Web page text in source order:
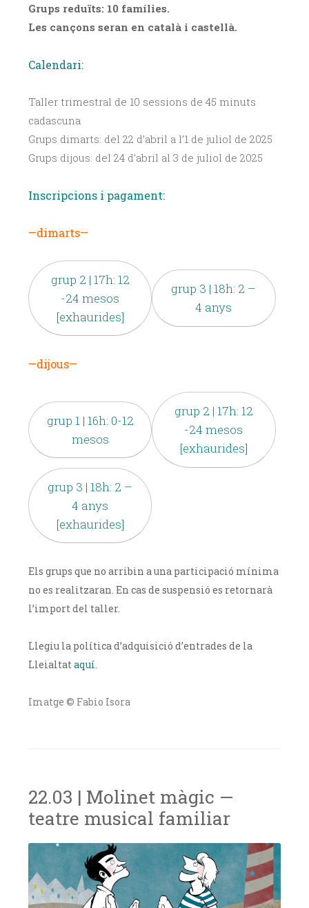
Grups reduïts: 10 famílies.
Les cançons seran en català i castellà.
Calendari:
Taller trimestral de 10 sessions de 45 minuts
cadascuna
Grups dimarts: del 22 d’abril a l’1 de juliol de 2025
Grups dijous: del 24 d’abril al 3 de juliol de 2025
Inscripcions i pagament:
—dimarts—
grup 2 | 17h: 12
-24 mesos
[exhaurides]
grup 3 | 18h: 2 –
4 anys
—dijous—
grup 1 | 16h: 0-12
mesos
grup 2 | 17h: 12
-24 mesos
[exhaurides]
grup 3 | 18h: 2 –
4 anys
[exhaurides]
Els grups que no arribin a una participació mínima
no es realitzaran. En cas de suspensió es retornarà
l’import del taller.
Llegiu la política d’adquisició d’entrades de la
Lleialtataquí.
Imatge © Fabio Isora
22.03 | Molinet màgic —
teatre musical familiar